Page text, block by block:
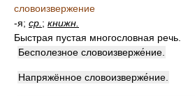
словоизвержение
-я; ср. ; книжн.
Быстрая пустая многословная речь.
Бесполезное словоизверже́ние.
Напряжённое словоизверже́ние.